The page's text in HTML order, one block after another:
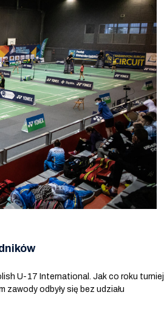
U-17 International. Jak co roku turniej
zawody odbyły się bez udziału